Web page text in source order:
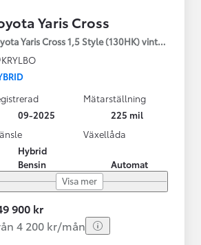
kamera JBL
Yaris Cross
Yaris Cross 1,5 Style (130HK) vinterhjul
KRYLBO
09-2025
Mätarställning
225 mil
Hybrid
Bensin
Växellåda
Automat
Visa mer
900 kr
4 200 kr/mån